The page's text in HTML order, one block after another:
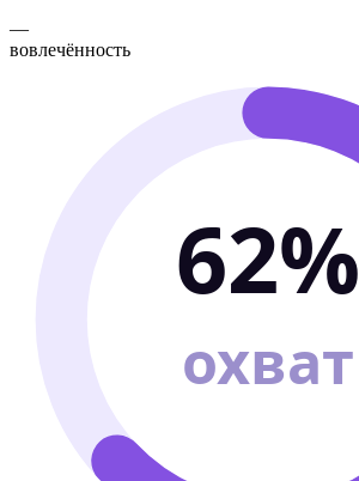
—
вовлечённость
62%
охват